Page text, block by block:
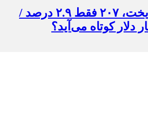
دلار ۴ درصد ریخت، ۲۰۷ فقط ۲.۹ درصد /
دلار کوتاه می‌آید؟